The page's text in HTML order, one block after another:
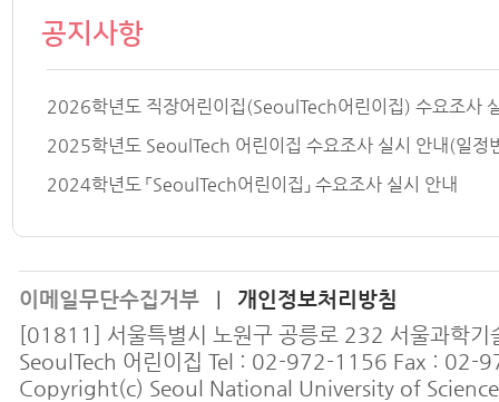
공지사항
2026학년도 직장어린이집(SeoulTech어린이집) 수요조사
2025학년도 SeoulTech 어린이집 수요조사 실시 안내(일정
2024학년도 「SeoulTech어린이집」 수요조사 실시 안내
이메일무단수집거부| 개인정보처리방침
[01811] 서울특별시 노원구 공릉로 232 서울과학기
SeoulTech 어린이집 Tel : 02-972-1156 Fax : 02-
Copyright(c) Seoul National University of